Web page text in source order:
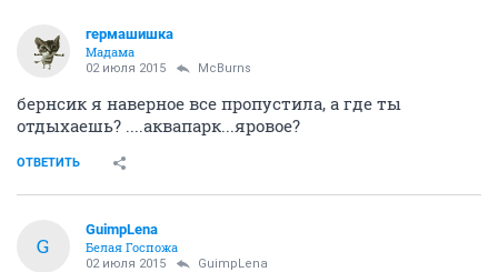
гермашишка
Мадама
02 июля 2015 McBurns
бернсик я наверное все пропустила, а где ты
отдыхаешь? ....аквапарк...яровое?
ОТВЕТИТЬ
G
GuimpLena
Белая Госпожа
02 июля 2015 GuimpLena